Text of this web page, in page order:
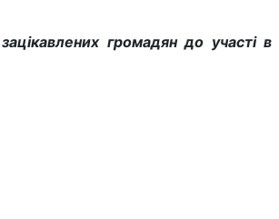
громадян до участі